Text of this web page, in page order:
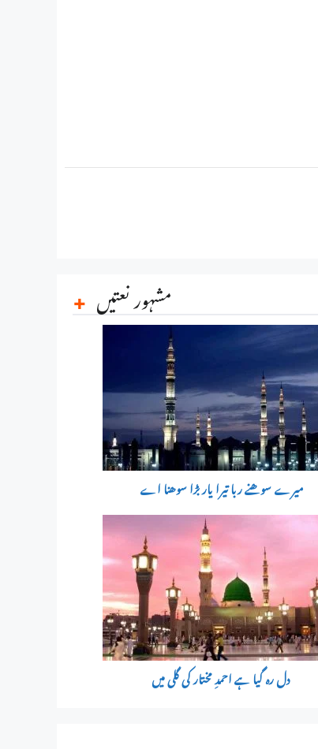
مشہور نعتیں
میرے سوھنے ربا تیرا یار بڑا سوھنا اے
دل رہ گیا ہے احمدِ مختار کی گلی میں